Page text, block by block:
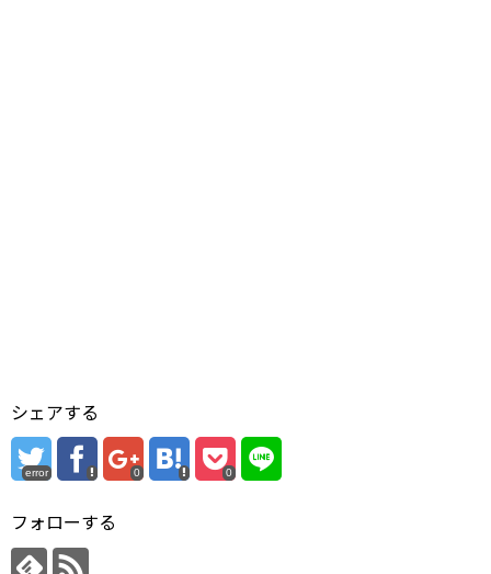
シェアする
error 0 0
フォローする